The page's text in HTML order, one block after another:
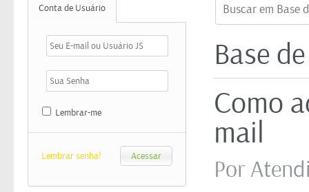
Conta de Usuário
Lembrar-me
Lembrar senha!
Base
Como
mail
Por